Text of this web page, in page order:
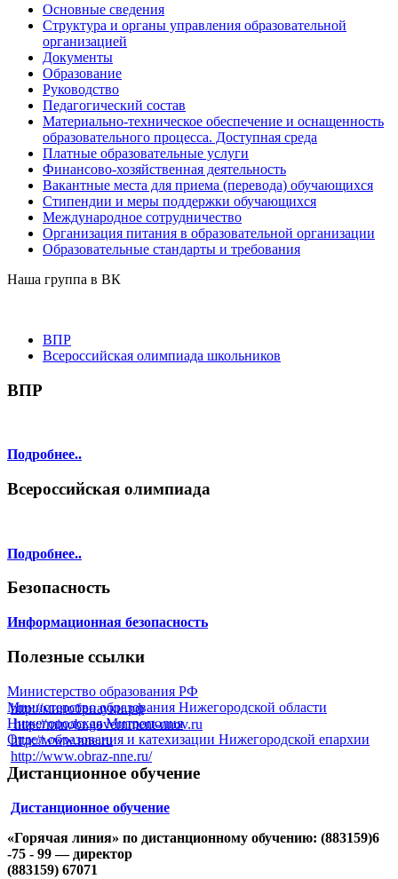
Основные сведения
Структура и органы управления образовательной
организацией
Документы
Образование
Руководство
Педагогический состав
Материально-техническое обеспечение и оснащенность
образовательного процесса. Доступная среда
Платные образовательные услуги
Финансово-хозяйственная деятельность
Вакантные места для приема (перевода) обучающихся
Стипендии и меры поддержки обучающихся
Международное сотрудничество
Организация питания в образовательной организации
Образовательные стандарты и требования
Наша группа в ВК
ВПР
Всероссийская олимпиада школьников
ВПР
Подробнее..
Всероссийская олимпиада
Подробнее..
Безопасность
Информационная безопасность
Полезные ссылки
Министерство образования РФ
http://минобрнауки.рф
Министерство образования Нижегородской области
http://minobr.government-nnov.ru
Нижегородская Митрополия
http://www.nne.ru
Отдел образования и катехизации Нижегородской епархии
http://www.obraz-nne.ru/
Дистанционное обучение
Дистанционное обучение
«Горячая линия» по дистанционному обучению: (883159)6
-75 - 99 — директор
(883159) 67071